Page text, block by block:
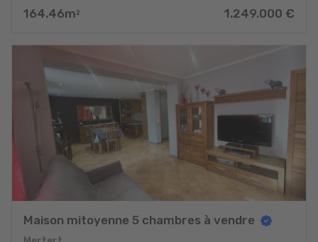
164.46m 2 1.249.000 €
Maison mitoyenne 5 chambres à vendre